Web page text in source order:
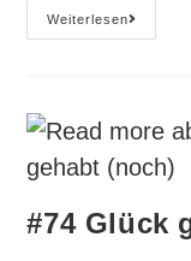
Weiterlesen#76
Mythos
#74 Glück